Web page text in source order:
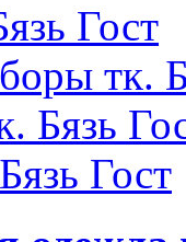
Гост
тк.
Бязь
Гост